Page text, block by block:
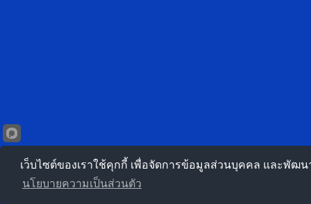
เว็บไซต์ของเราใช้คุกกี้ เพื่อจัดการข้อมูลส่วนบุคคล และพัฒ
นโยบายความเป็นส่วนตัว